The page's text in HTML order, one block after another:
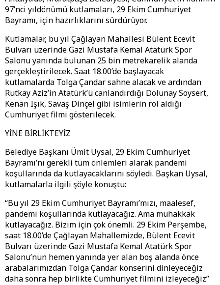
97’nci yıldönümü kutlamaları, 29 Ekim Cumhuriyet
Bayramı, için hazırlıklarını sürdürüyor.
Kutlamalar, bu yıl Çağlayan Mahallesi Bülent Ecevit
Bulvarı üzerinde Gazi Mustafa Kemal Atatürk Spor
Salonu yanında bulunan 25 bin metrekarelik alanda
gerçekleştirilecek. Saat 18.00’de başlayacak
kutlamalarda Tolga Çandar sahne alacak ve ardından
Rutkay Aziz’in Atatürk’ü canlandırdığı Dolunay Soysert,
Kenan Işık, Savaş Dinçel gibi isimlerin rol aldığı
Cumhuriyet filmi gösterilecek.
YİNE BİRLİKTEYİZ
Belediye Başkanı Ümit Uysal, 29 Ekim Cumhuriyet
Bayramı’nı gerekli tüm önlemleri alarak pandemi
koşullarında da kutlayacaklarını söyledi. Başkan Uysal,
kutlamalarla ilgili şöyle konuştu:
“Bu yıl 29 Ekim Cumhuriyet Bayramı’mızı, maalesef,
pandemi koşullarında kutlayacağız. Ama muhakkak
kutlayacağız. Bizim için çok önemli. 29 Ekim Perşembe,
saat 18.00’de Çağlayan Mahallemizde, Bülent Ecevit
Bulvarı üzerinde Gazi Mustafa Kemal Atatürk Spor
Salonu’nun hemen yanında yer alan boş alanda önce
arabalarımızdan Tolga Çandar konserini dinleyeceğiz
daha sonra hep birlikte Cumhuriyet filmini izleyeceğiz”